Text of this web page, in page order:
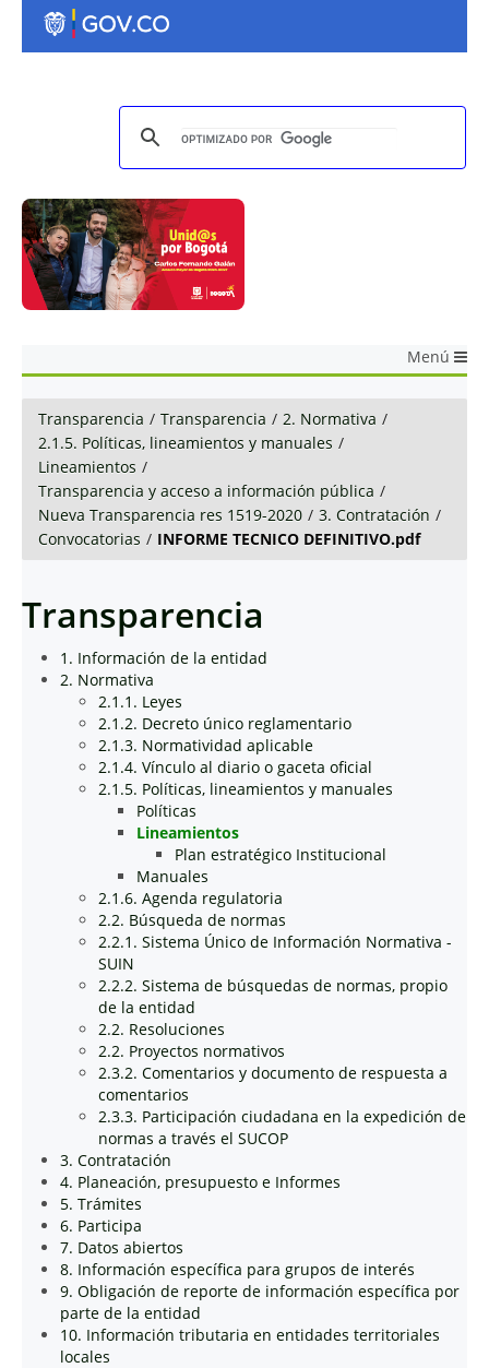
Menú
Transparencia / Transparencia / 2. Normativa /
2.1.5. Políticas, lineamientos y manuales /
Lineamientos /
Transparencia y acceso a información pública /
Nueva Transparencia res 1519-2020 / 3. Contratación /
Convocatorias / INFORME TECNICO DEFINITIVO.pdf
Transparencia
1. Información de la entidad
2. Normativa
2.1.1. Leyes
2.1.2. Decreto único reglamentario
2.1.3. Normatividad aplicable
2.1.4. Vínculo al diario o gaceta oficial
2.1.5. Políticas, lineamientos y manuales
Políticas
Lineamientos
Plan estratégico Institucional
Manuales
2.1.6. Agenda regulatoria
2.2. Búsqueda de normas
2.2.1. Sistema Único de Información Normativa -
SUIN
2.2.2. Sistema de búsquedas de normas, propio
de la entidad
2.2. Resoluciones
2.2. Proyectos normativos
2.3.2. Comentarios y documento de respuesta a
comentarios
2.3.3. Participación ciudadana en la expedición de
normas a través el SUCOP
3. Contratación
4. Planeación, presupuesto e Informes
5. Trámites
6. Participa
7. Datos abiertos
8. Información específica para grupos de interés
9. Obligación de reporte de información específica por
parte de la entidad
10. Información tributaria en entidades territoriales
locales